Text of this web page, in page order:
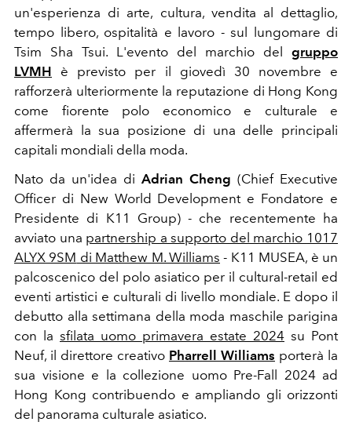
un'esperienza di arte, cultura, vendita al dettaglio,
tempo libero, ospitalità e lavoro - sul lungomare di
Tsim Sha Tsui. L'evento del marchio del gruppo
LVMH è previsto per il giovedì 30 novembre e
rafforzerà ulteriormente la reputazione di Hong Kong
come fiorente polo economico e culturale e
affermerà la sua posizione di una delle principali
capitali mondiali della moda.
Nato da un'idea di Adrian Cheng (Chief Executive
Officer di New World Development e Fondatore e
Presidente di K11 Group) - che recentemente ha
avviato una partnership a supporto del marchio 1017
ALYX 9SM di Matthew M. Williams - K11 MUSEA, è un
palcoscenico del polo asiatico per il cultural-retail ed
eventi artistici e culturali di livello mondiale. E dopo il
debutto alla settimana della moda maschile parigina
con la sfilata uomo primavera estate 2024 su Pont
Neuf, il direttore creativo Pharrell Williams porterà la
sua visione e la collezione uomo Pre-Fall 2024 ad
Hong Kong contribuendo e ampliando gli orizzonti
del panorama culturale asiatico.